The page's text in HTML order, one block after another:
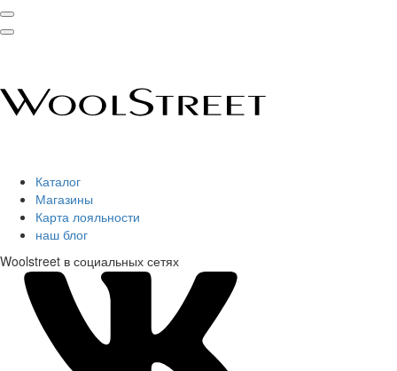
Каталог
Магазины
Карта лояльности
наш блог
Woolstreet в социальных сетях